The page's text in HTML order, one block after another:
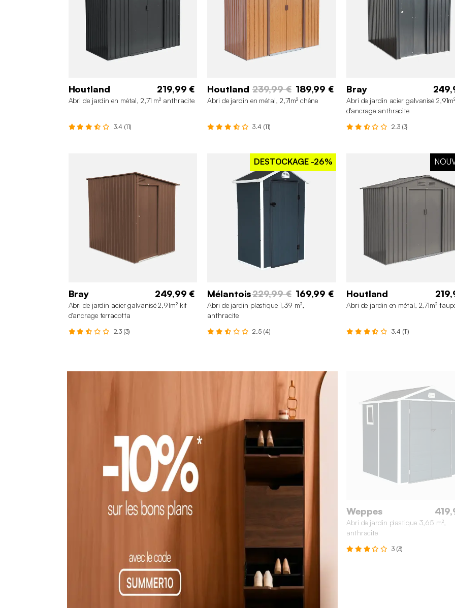
Houtland 219,99 €
Abri de jardin en métal, 2,71 m² anthracite
3.4 (11)
Houtland 239,99 € 189,99 €
Abri de jardin en métal, 2,71m² chêne
3.4 (11)
Bray
Abri de jardin acier galvanisé
d'ancrage anthracite
2.3 (3)
Bray 249,99 €
Abri de jardin acier galvanisé 2,91m² kit
d'ancrage terracotta
2.3 (3)
DESTOCKAGE -26%
Mélantois229,99 € 169,99 €
Abri de jardin plastique 1,39 m²,
anthracite
2.5 (4)
Houtland
Abri de jardin en métal, 2,71m²
3.4 (11)
Weppes
Abri de jardin plastique 3,65 m²,
anthracite
3 (3)